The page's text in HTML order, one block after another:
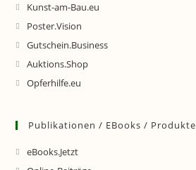
Kunst-am-Bau.eu
Poster.Vision
Gutschein.Business
Auktions.Shop
Opferhilfe.eu
Publikationen / EBooks / Produkte
eBooks.Jetzt